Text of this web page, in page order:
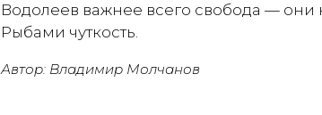
Водолеев важнее всего свобода —
Рыбами чуткость.
Автор: Владимир Молчанов